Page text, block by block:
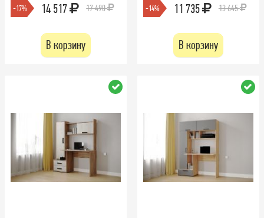
-17% 14 517 17 490
В корзину
-14% 11 735 13 645
В корзину